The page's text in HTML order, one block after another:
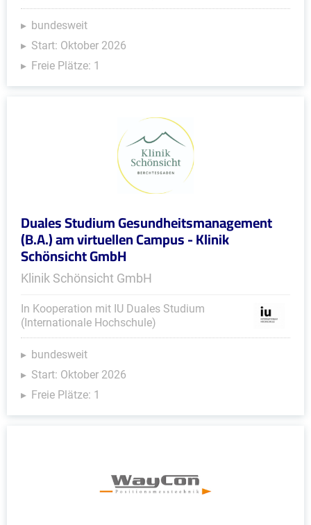
bundesweit
Start: Oktober 2026
Freie Plätze: 1
Duales Studium Gesundheitsmanagement
(B.A.) am virtuellen Campus - Klinik
Schönsicht GmbH
Klinik Schönsicht GmbH
In Kooperation mit IU Duales Studium
(Internationale Hochschule)
bundesweit
Start: Oktober 2026
Freie Plätze: 1